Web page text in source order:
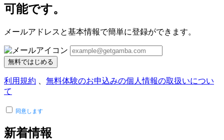
可能です。
メールアドレスと基本情報で簡単に登録ができます。
無料ではじめる
利用規約
無料体験のお申込みの個人情報の取扱いについ
て
同意します
新着情報